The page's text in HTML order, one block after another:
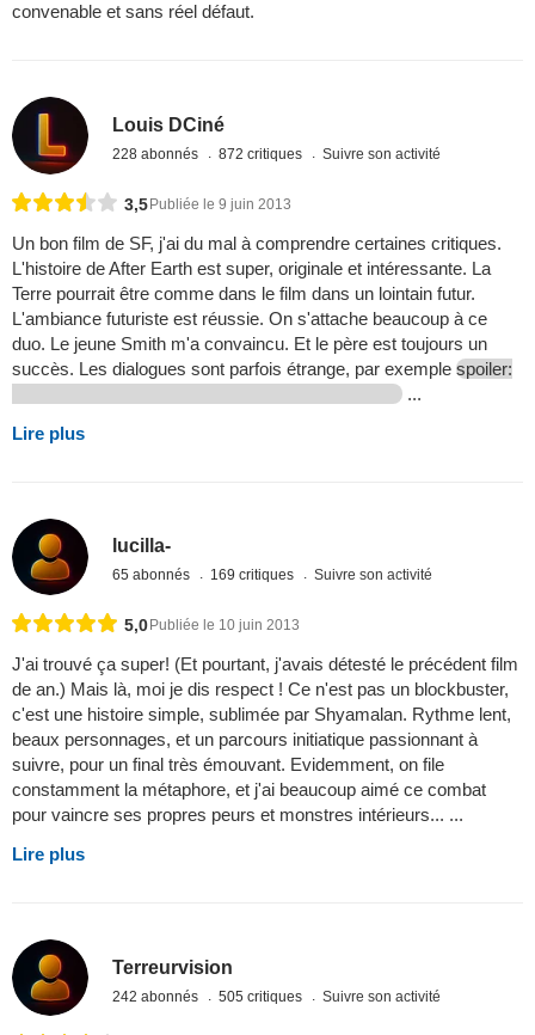
convenable et sans réel défaut.
Louis DCiné
228 abonnés 872 critiques Suivre son activité
3,5Publiée le 9 juin 2013
Un bon film de SF, j'ai du mal à comprendre certaines critiques.
L'histoire de After Earth est super, originale et intéressante. La
Terre pourrait être comme dans le film dans un lointain futur.
L'ambiance futuriste est réussie. On s'attache beaucoup à ce
duo. Le jeune Smith m'a convaincu. Et le père est toujours un
succès. Les dialogues sont parfois étrange, par exemple spoiler:
...
Lire plus
lucilla-
65 abonnés 169 critiques Suivre son activité
5,0 Publiée le 10 juin 2013
J'ai trouvé ça super! (Et pourtant, j'avais détesté le précédent film
de an.) Mais là, moi je dis respect ! Ce n'est pas un blockbuster,
c'est une histoire simple, sublimée par Shyamalan. Rythme lent,
beaux personnages, et un parcours initiatique passionnant à
suivre, pour un final très émouvant. Evidemment, on file
constamment la métaphore, et j'ai beaucoup aimé ce combat
pour vaincre ses propres peurs et monstres intérieurs... ...
Lire plus
Terreurvision
242 abonnés 505 critiques Suivre son activité